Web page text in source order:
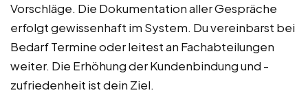
Vorschläge. Die Dokumentation aller Gespräche
erfolgt gewissenhaft im System. Du vereinbarst bei
Bedarf Termine oder leitest an Fachabteilungen
weiter. Die Erhöhung der Kundenbindung und -
zufriedenheit ist dein Ziel.